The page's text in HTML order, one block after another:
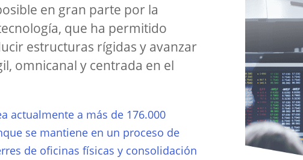
en gran parte por la
que ha permitido
estructuras rígidas y avanzar
omnicanal y centrada en el
actualmente a más de 176.000
se mantiene en un proceso de
de oficinas físicas y consolidación